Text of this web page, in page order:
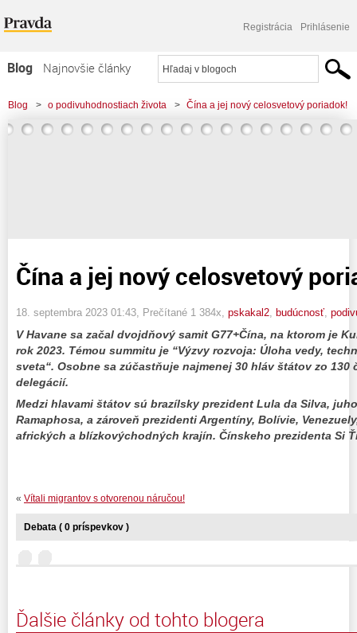
Registrácia Prihlásenie
Blog
Najnovšie články
Najčítanejšie články
Najkomentovanejšie články
Blog > o podivuhodnostiach života > Čína a jej nový celosvetový poriadok!
Čína a jej nový celosvetový
18. septembra 2023 01:43 , Prečítané 1 384x, pskakal2 budúcnosť
V Havane sa začal dvojdňový samit G77+Čína, na ktorom je
rok 2023. Témou summitu je “Výzvy rozvoja: Úloha vedy,
sveta“. Osobne sa zúčastňuje najmenej 30 hláv štátov zo 130
delegácií.
Medzi hlavami štátov sú brazílsky prezident Lula da Silva,
Ramaphosa, a zároveň prezidenti Argentíny, Bolívie,
afrických a blízkovýchodných krajín. Čínskeho prezidenta Si
« Vítali migrantov s otvorenou náručou!
Debata ( 0 príspevkov )
Ďalšie články od tohto blogera